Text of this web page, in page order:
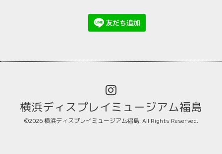
横浜ディスプレイミュージアム福島
©2026横浜ディスプレイミュージアム福島. All Rights Reserved.